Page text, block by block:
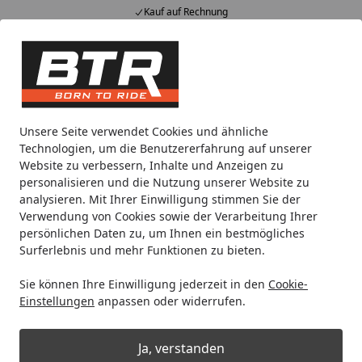
Unsere Seite verwendet Cookies und ähnliche
Technologien, um die Benutzererfahrung auf unserer
Website zu verbessern, Inhalte und Anzeigen zu
personalisieren und die Nutzung unserer Website zu
analysieren. Mit Ihrer Einwilligung stimmen Sie der
Verwendung von Cookies sowie der Verarbeitung Ihrer
persönlichen Daten zu, um Ihnen ein bestmögliches
Surferlebnis und mehr Funktionen zu bieten.
Sie können Ihre Einwilligung jederzeit in den Cookie-
Einstellungen anpassen oder widerrufen.
Ja, verstanden
Kauf auf Rechnung
Alle Produkte
Mein Konto
Suchen
Noch 1 Tag und 4 Stunden
Spare bis zu 35% auf EVOLIFT® Zentralständer
von BTR!
Startseite
Airoh Full Face
Full Face Helme
Ihre Artikelübersicht
Kategorien